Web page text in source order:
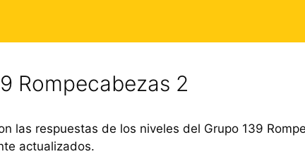
Rompecabezas 2
las respuestas de los niveles del Grupo 139
actualizados.